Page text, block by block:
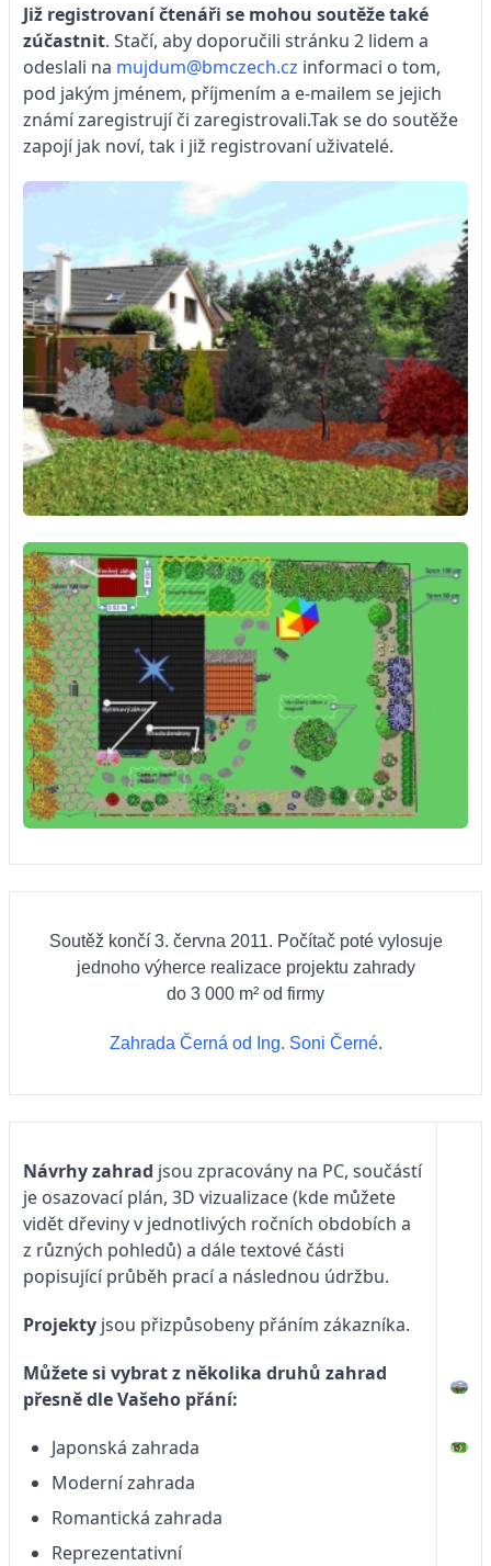
Již registrovaní čtenáři se mohou soutěže také
zúčastnit. Stačí, aby doporučili stránku 2 lidem a
odeslali na mujdum@bmczech.cz informaci o tom,
pod jakým jménem, příjmením a e-mailem se jejich
známí zaregistrují či zaregistrovali.Tak se do soutěže
zapojí jak noví, tak i již registrovaní uživatelé.
Soutěž končí 3. června 2011. Počítač poté vylosuje
jednoho výherce realizace projektu zahrady
do 3 000 m² od firmy
Zahrada Černá od Ing. Soni Černé.
Návrhy zahrad jsou zpracovány na PC, součástí
je osazovací plán, 3D vizualizace (kde můžete
vidět dřeviny v jednotlivých ročních obdobích a
z různých pohledů) a dále textové části
popisující průběh prací a následnou údržbu.
Projekty jsou přizpůsobeny přáním zákazníka.
Můžete si vybrat z několika druhů zahrad
přesně dle Vašeho přání:
Japonská zahrada
Moderní zahrada
Romantická zahrada
Reprezentativní